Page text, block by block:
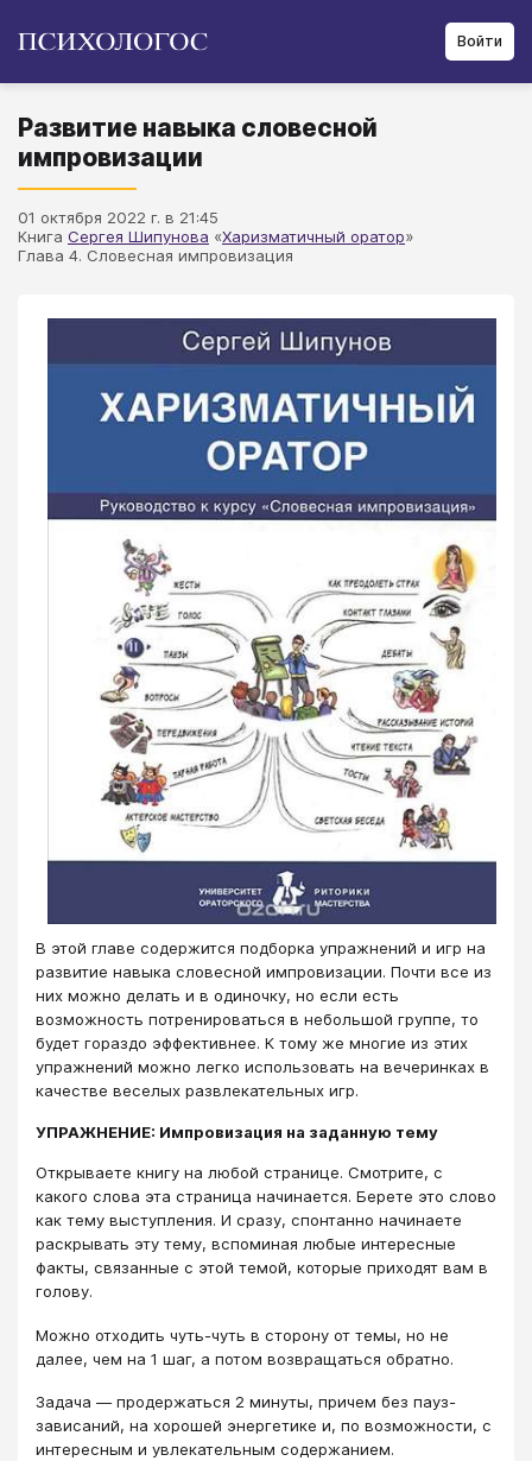
Войти
Развитие навыка словесной
импровизации
01 октября 2022 г. в 21:45
Книга Сергея Шипунова «Харизматичный оратор»
Глава 4. Словесная импровизация
В этой главе содержится подборка упражнений и игр на
развитие навыка словесной импровизации. Почти все из
них можно делать и в одиночку, но если есть
возможность потренироваться в небольшой группе, то
будет гораздо эффективнее. К тому же многие из этих
упражнений можно легко использовать на вечеринках в
качестве веселых развлекательных игр.
УПРАЖНЕНИЕ: Импровизация на заданную тему
Открываете книгу на любой странице. Смотрите, с
какого слова эта страница начинается. Берете это слово
как тему выступления. И сразу, спонтанно начинаете
раскрывать эту тему, вспоминая любые интересные
факты, связанные с этой темой, которые приходят вам в
голову.
Можно отходить чуть-чуть в сторону от темы, но не
далее, чем на 1 шаг, а потом возвращаться обратно.
Задача — продержаться 2 минуты, причем без пауз-
зависаний, на хорошей энергетике и, по возможности, с
интересным и увлекательным содержанием.